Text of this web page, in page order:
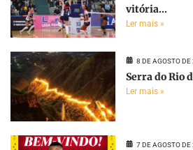
vitória...
Ler mais »
8 DE AGOSTO
Serra do Rio
Ler mais »
7 DE AGOSTO